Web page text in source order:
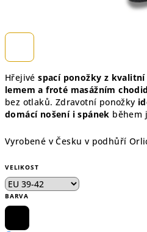
Hřejivéspací ponožky z
lemem a froté masážním
bez otlaků. Zdravotní ponožky
domácí nošení i spánek během
Vyrobené v Česku v podhůří
VELIKOST
BARVA